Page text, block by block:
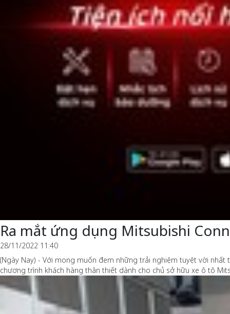
Ra mắt ứng dụng Mitsubishi
28/11/2022 11:40
(Ngày Nay) - Với mong muốn đem những trải nghiệm tuyệt vời
chương trình khách hàng thân thiết dành cho chủ sở hữu xe ô tô